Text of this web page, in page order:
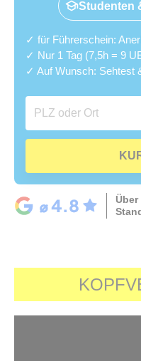
Studenten
✓ für Führerschein:
✓ Nur 1 Tag (7,5h = 9
✓ Auf Wunsch: Sehtest